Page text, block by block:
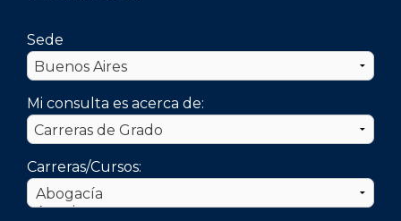
Sede
Mi consulta es acerca de:
Carreras/Cursos: